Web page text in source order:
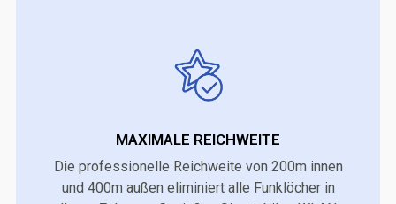
MAXIMALE REICHWEITE
Die professionelle Reichweite von 200m innen
und 400m außen eliminiert alle Funklöcher in